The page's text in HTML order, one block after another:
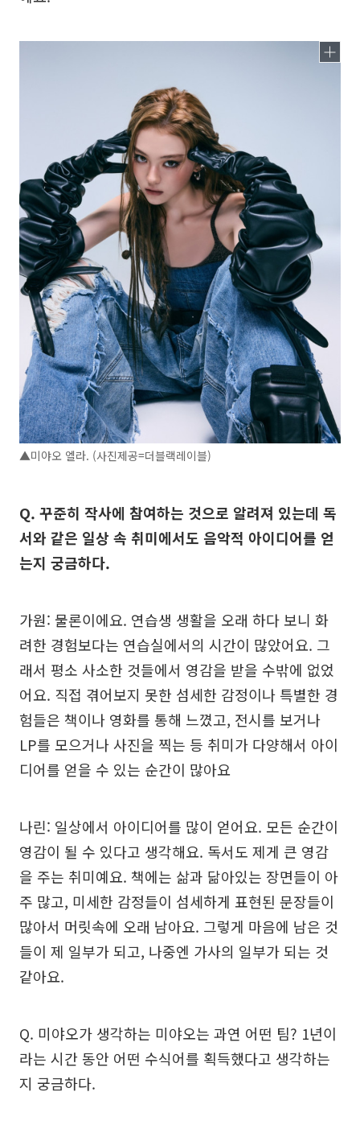
▲미야오 엘라. (사진제공=더블랙레이블)
Q. 꾸준히 작사에 참여하는 것으로 알려져 있는데 독
서와 같은 일상 속 취미에서도 음악적 아이디어를 얻
는지 궁금하다.
가원: 물론이에요. 연습생 생활을 오래 하다 보니 화
려한 경험보다는 연습실에서의 시간이 많았어요. 그
래서 평소 사소한 것들에서 영감을 받을 수밖에 없었
어요. 직접 겪어보지 못한 섬세한 감정이나 특별한 경
험들은 책이나 영화를 통해 느꼈고, 전시를 보거나
LP를 모으거나 사진을 찍는 등 취미가 다양해서 아이
디어를 얻을 수 있는 순간이 많아요
나린: 일상에서 아이디어를 많이 얻어요. 모든 순간이
영감이 될 수 있다고 생각해요. 독서도 제게 큰 영감
을 주는 취미예요. 책에는 삶과 닮아있는 장면들이 아
주 많고, 미세한 감정들이 섬세하게 표현된 문장들이
많아서 머릿속에 오래 남아요. 그렇게 마음에 남은 것
들이 제 일부가 되고, 나중엔 가사의 일부가 되는 것
같아요.
Q. 미야오가 생각하는 미야오는 과연 어떤 팀? 1년이
라는 시간 동안 어떤 수식어를 획득했다고 생각하는
지 궁금하다.